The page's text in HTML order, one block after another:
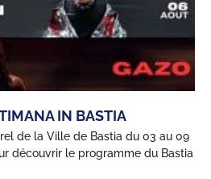
IN BASTIA
de la Ville de Bastia du 03 au 09
découvrir le programme du Bastia